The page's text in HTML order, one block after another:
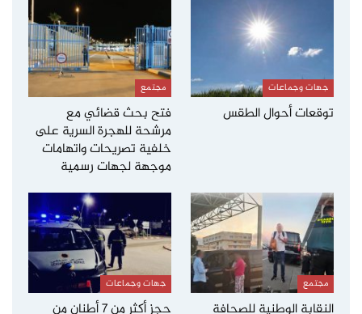
جهات وجماعات
توقعات أحوال الطقس
مجتمع
فتح بحث قضائي مع
مرشحة للهجرة السرية على
خلفية تصريحات واتهامات
موجهة لجهات رسمية
مجتمع
النقابة الوطنية للصحافة
جهات وجماعات
حجز أكثر من 7 أطنان من